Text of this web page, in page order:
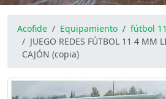
Acofide Equipamiento
fútbol
JUEGO REDES FÚTBOL 11 4 MM
CAJÓN (copia)